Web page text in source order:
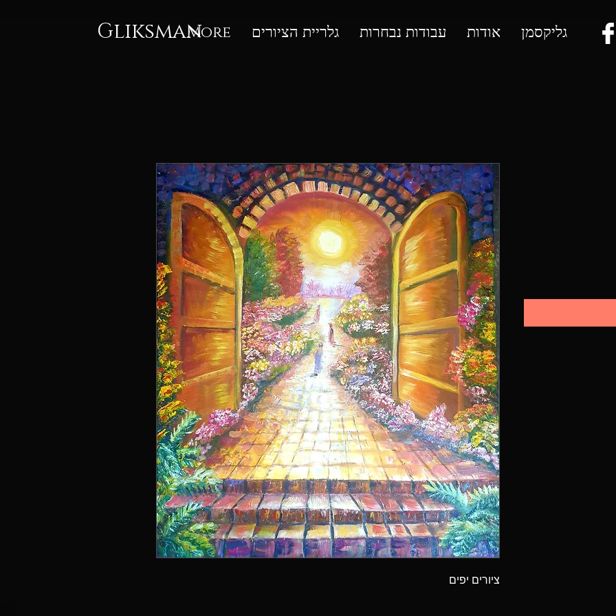
Gliksman גליקסמן אודות עבודות נבחרות גלריית הציורים More
ציורים יפים